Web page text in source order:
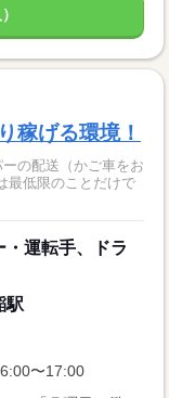
稼げる環境！
の配送（かご車をお
最低限のことだけで
・運転手、ドラ
駅
〜17:00